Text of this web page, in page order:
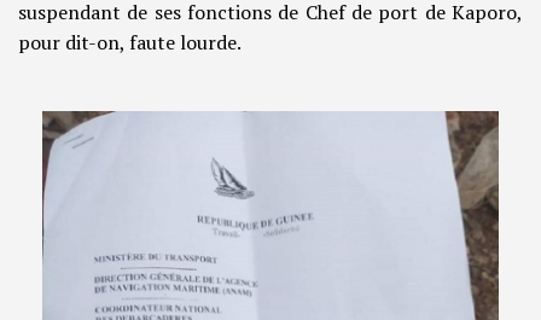
suspendant de ses fonctions de Chef de port de Kaporo,
pour dit-on, faute lourde.